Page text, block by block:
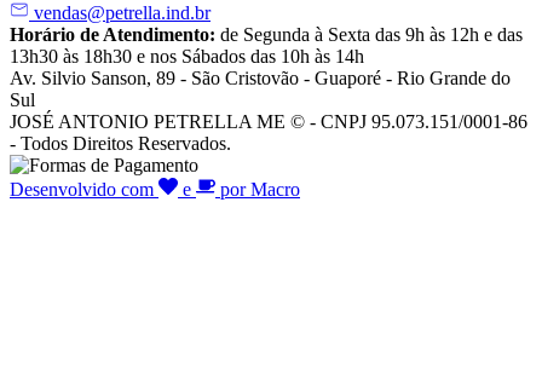
vendas@petrella.ind.br
Horário de Atendimento: de Segunda à Sexta das 9h às 12h e das
13h30 às 18h30 e nos Sábados das 10h às 14h
Av. Silvio Sanson, 89 - São Cristovão - Guaporé - Rio Grande do
Sul
JOSÉ ANTONIO PETRELLA ME © - CNPJ 95.073.151/0001-86
- Todos Direitos Reservados.
Desenvolvido com e por Macro